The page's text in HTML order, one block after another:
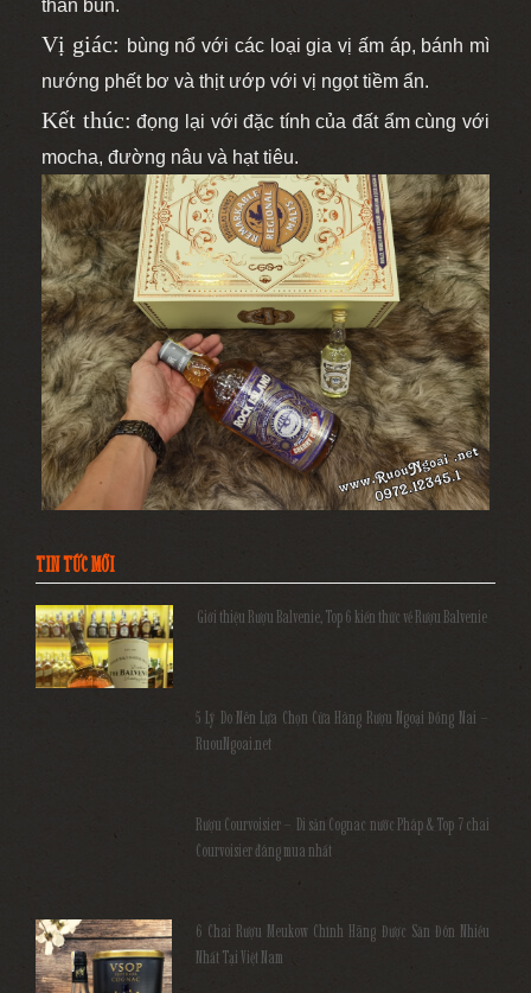
than bùn.
Vị giác: bùng nổ với các loại gia vị ấm áp, bánh mì
nướng phết bơ và thịt ướp với vị ngọt tiềm ẩn.
Kết thúc: đọng lại với đặc tính của đất ẩm cùng với
mocha, đường nâu và hạt tiêu.
TIN TỨC MỚI
Giới thiệu Rượu Balvenie, Top 6 kiến thức về Rượu Balvenie
5 Lý Do Nên Lựa Chọn Cửa Hàng Rượu Ngoại Đồng Nai –
RuouNgoai.net
Rượu Courvoisier – Di sản Cognac nước Pháp & Top 7 chai
Courvoisier đáng mua nhất
6 Chai Rượu Meukow Chính Hãng Được Săn Đón Nhiều
Nhất Tại Việt Nam